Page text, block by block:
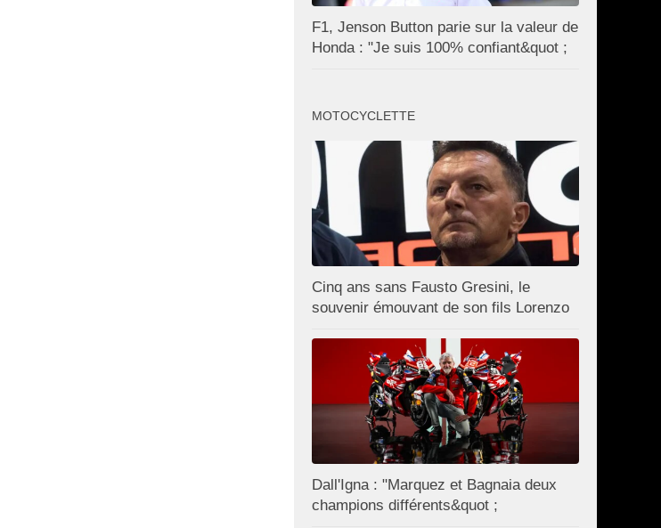
F1, Jenson Button parie sur la valeur de
Honda : "Je suis 100% confiant&quot ;
MOTOCYCLETTE
Cinq ans sans Fausto Gresini, le
souvenir émouvant de son fils Lorenzo
Dall'Igna : "Marquez et Bagnaia deux
champions différents&quot ;